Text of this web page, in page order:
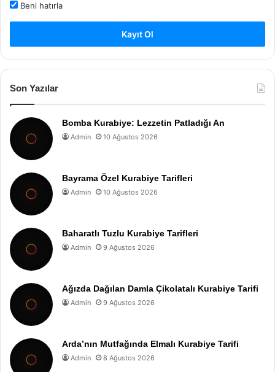
Beni hatırla
Kayıt Ol
Son Yazılar
Bomba Kurabiye: Lezzetin Patladığı An
Admin 10 Ağustos 2026
Bayrama Özel Kurabiye Tarifleri
Admin 10 Ağustos 2026
Baharatlı Tuzlu Kurabiye Tarifleri
Admin 9 Ağustos 2026
Ağızda Dağılan Damla Çikolatalı Kurabiye Tarifi
Admin 9 Ağustos 2026
Arda’nın Mutfağında Elmalı Kurabiye Tarifi
Admin 8 Ağustos 2026